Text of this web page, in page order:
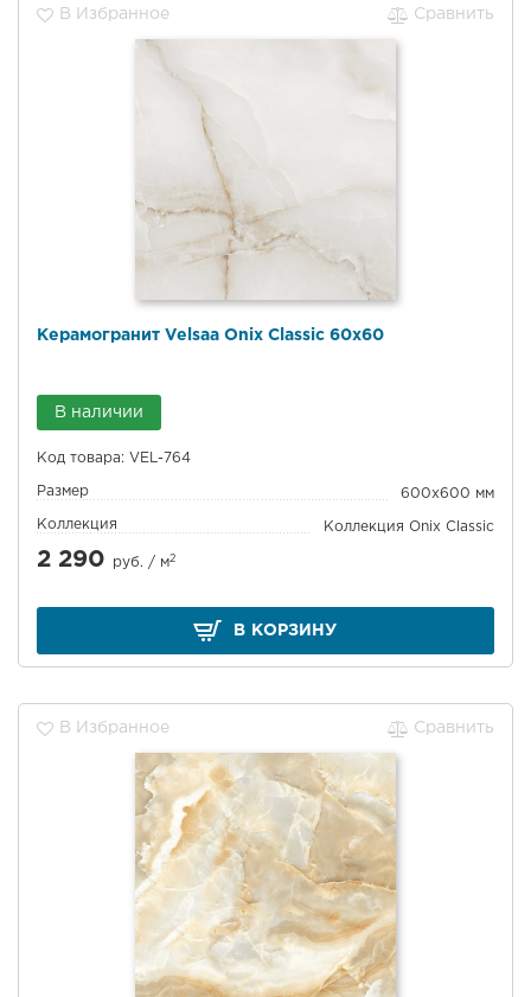
В Избранное Сравнить
Керамогранит Velsaa Onix Classic 60x60
В наличии
Код товара: VEL-764
Размер 600x600 мм
Коллекция Коллекция Onix Classic
2 290 руб. / м2
В КОРЗИНУ
В Избранное Сравнить